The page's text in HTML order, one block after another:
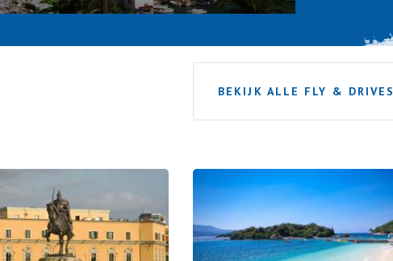
BEKIJK ALLE FLY & DRIVES